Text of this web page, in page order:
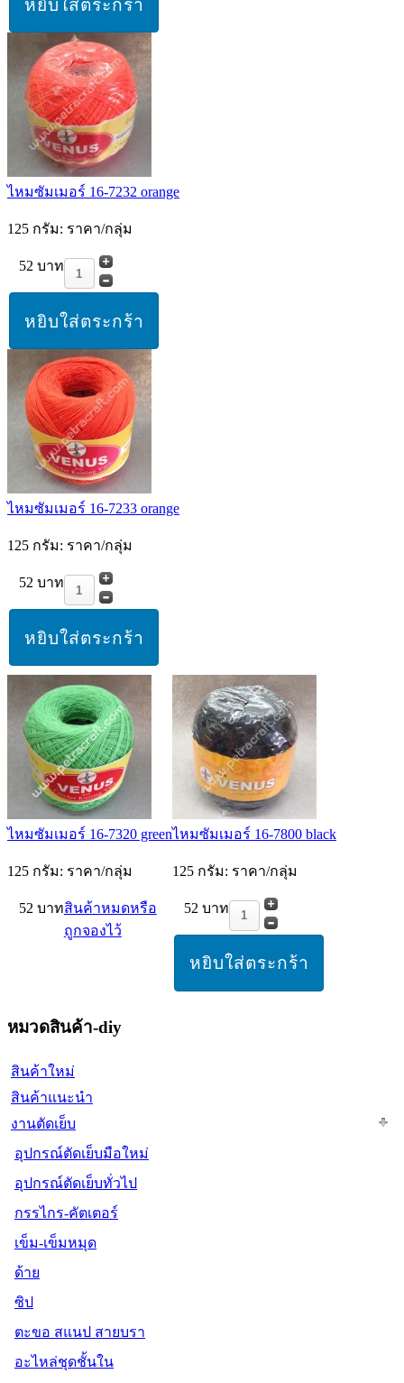
ไหมซัมเมอร์ 16-7232 orange
125 กรัม: ราคา/กลุ่ม
52 บาท
ไหมซัมเมอร์ 16-7233 orange
125 กรัม: ราคา/กลุ่ม
52 บาท
ไหมซัมเมอร์ 16-7320 green
125 กรัม: ราคา/กลุ่ม
52 บาทสินค้าหมดหรือ
ถูกจองไว้
ไหมซัมเมอร์ 16-7800 black
125 กรัม: ราคา/กลุ่ม
52 บาท
หมวดสินค้า-diy
สินค้าใหม่
สินค้าแนะนำ
งานตัดเย็บ
อุปกรณ์ตัดเย็บมือใหม่
อุปกรณ์ตัดเย็บทั่วไป
กรรไกร-คัตเตอร์
เข็ม-เข็มหมุด
ด้าย
ซิป
ตะขอ สแนป สายบรา
อะไหล่ชุดชั้นใน